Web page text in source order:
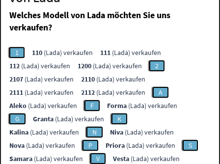
Welches Modell von Lada möchten Sie uns
verkaufen?
1 110 (Lada) verkaufen 111 (Lada) verkaufen
112 (Lada) verkaufen 1200 (Lada) verkaufen
2
2107 (Lada) verkaufen 2110 (Lada) verkaufen
2111 (Lada) verkaufen 2112 (Lada) verkaufen
A
Aleko (Lada) verkaufen F Forma (Lada) verkaufen
G
Granta (Lada) verkaufen
K
Kalina (Lada) verkaufen N Niva (Lada) verkaufen
Nova (Lada) verkaufen P Priora (Lada) verkaufen
S
Samara (Lada) verkaufen V Vesta (Lada) verkaufen